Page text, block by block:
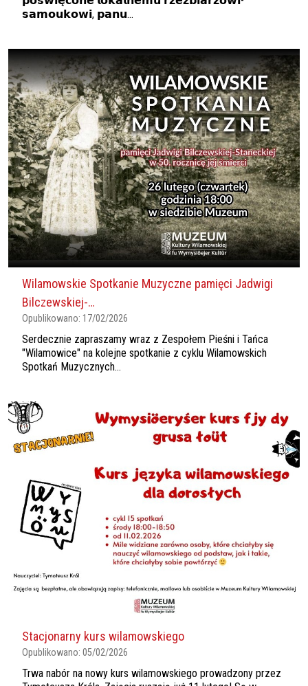
𝘀𝗮𝗺𝗼𝘂𝗸𝗼𝘄𝗶, 𝗽𝗮𝗻𝘂...
Wilamowskie Spotkanie Muzyczne pamięci Jadwigi
Bilczewskiej-…
Opublikowano: 17/02/2026
Serdecznie zapraszamy wraz z Zespołem Pieśni i Tańca
"Wilamowice" na kolejne spotkanie z cyklu Wilamowskich
Spotkań Muzycznych...
Stacjonarny kurs wilamowskiego
Opublikowano: 05/02/2026
Trwa nabór na nowy kurs wilamowskiego prowadzony przez